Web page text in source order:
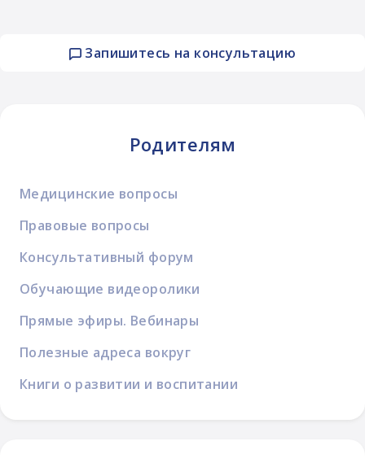
Запишитесь на консультацию
Родителям
Медицинские вопросы
Правовые вопросы
Консультативный форум
Обучающие видеоролики
Прямые эфиры. Вебинары
Полезные адреса вокруг
Книги о развитии и воспитании